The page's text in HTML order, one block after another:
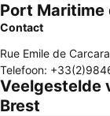
Port Maritime
Contact
Rue Emile de
Telefoon:
Veelgestelde
Brest